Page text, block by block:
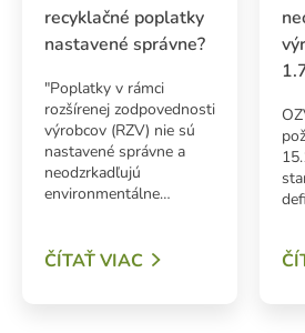
recyklačné poplatky
nastavené správne?
"Poplatky v rámci
rozšírenej zodpovednosti
výrobcov (RZV) nie sú
nastavené správne a
neodzrkadľujú
environmentálne…
ČÍTAŤ VIAC